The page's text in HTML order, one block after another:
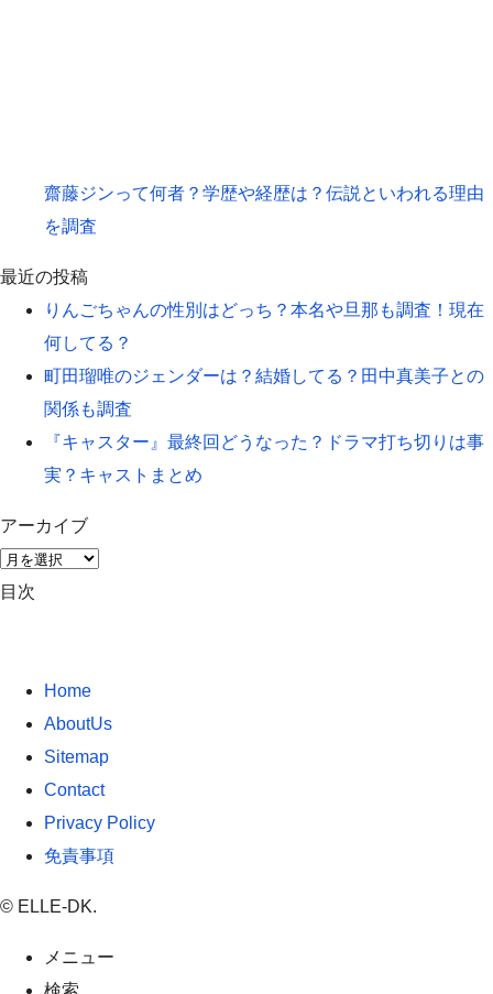
齋藤ジンって何者？学歴や経歴は？伝説といわれる理由
を調査
最近の投稿
りんごちゃんの性別はどっち？本名や旦那も調査！現在
何してる？
町田瑠唯のジェンダーは？結婚してる？田中真美子との
関係も調査
『キャスター』最終回どうなった？ドラマ打ち切りは事
実？キャストまとめ
アーカイブ
ア
ー
目次
Home
AboutUs
Sitemap
Contact
Privacy Policy
免責事項
© ELLE-DK.
メニュー